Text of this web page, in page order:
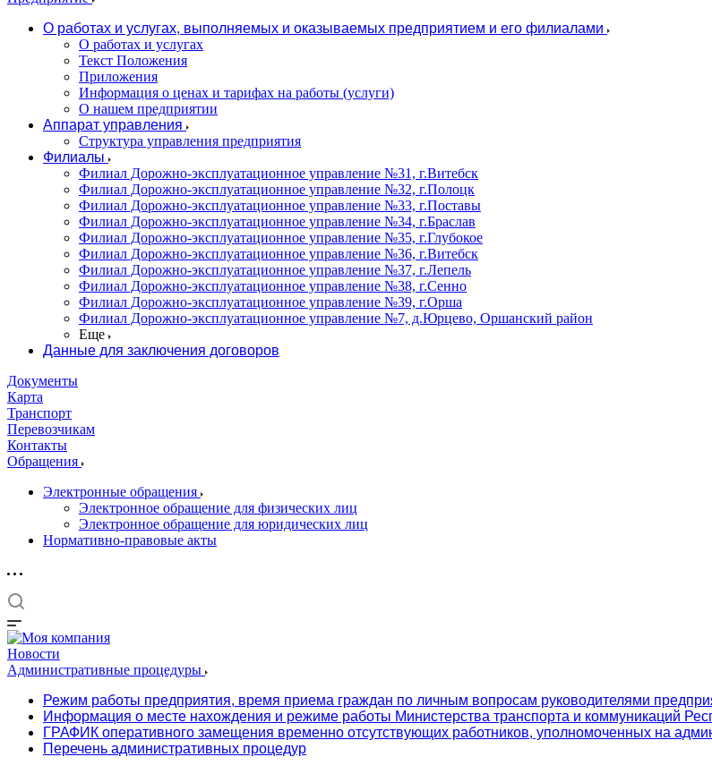
О работах и услугах, выполняемых и оказываемых предприятием и его филиалами
О работах и услугах
Текст Положения
Приложения
Информация о ценах и тарифах на работы (услуги)
О нашем предприятии
Аппарат управления
Структура управления предприятия
Филиалы
Филиал Дорожно-эксплуатационное управление №31, г.Витебск
Филиал Дорожно-эксплуатационное управление №32, г.Полоцк
Филиал Дорожно-эксплуатационное управление №33, г.Поставы
Филиал Дорожно-эксплуатационное управление №34, г.Браслав
Филиал Дорожно-эксплуатационное управление №35, г.Глубокое
Филиал Дорожно-эксплуатационное управление №36, г.Витебск
Филиал Дорожно-эксплуатационное управление №37, г.Лепель
Филиал Дорожно-эксплуатационное управление №38, г.Сенно
Филиал Дорожно-эксплуатационное управление №39, г.Орша
Филиал Дорожно-эксплуатационное управление №7, д.Юрцево, Оршанский район
Еще
Данные для заключения договоров
Документы
Карта
Транспорт
Перевозчикам
Контакты
Обращения
Электронные обращения
Электронное обращение для физических лиц
Электронное обращение для юридических лиц
Нормативно-правовые акты
Новости
Административные процедуры
Режим работы предприятия, время приема граждан по личным вопросам руководителями
Информация о месте нахождения и режиме работы Министерства транспорта и коммуникаций
ГРАФИК оперативного замещения временно отсутствующих работников, уполномоченных на
Перечень административных процедур